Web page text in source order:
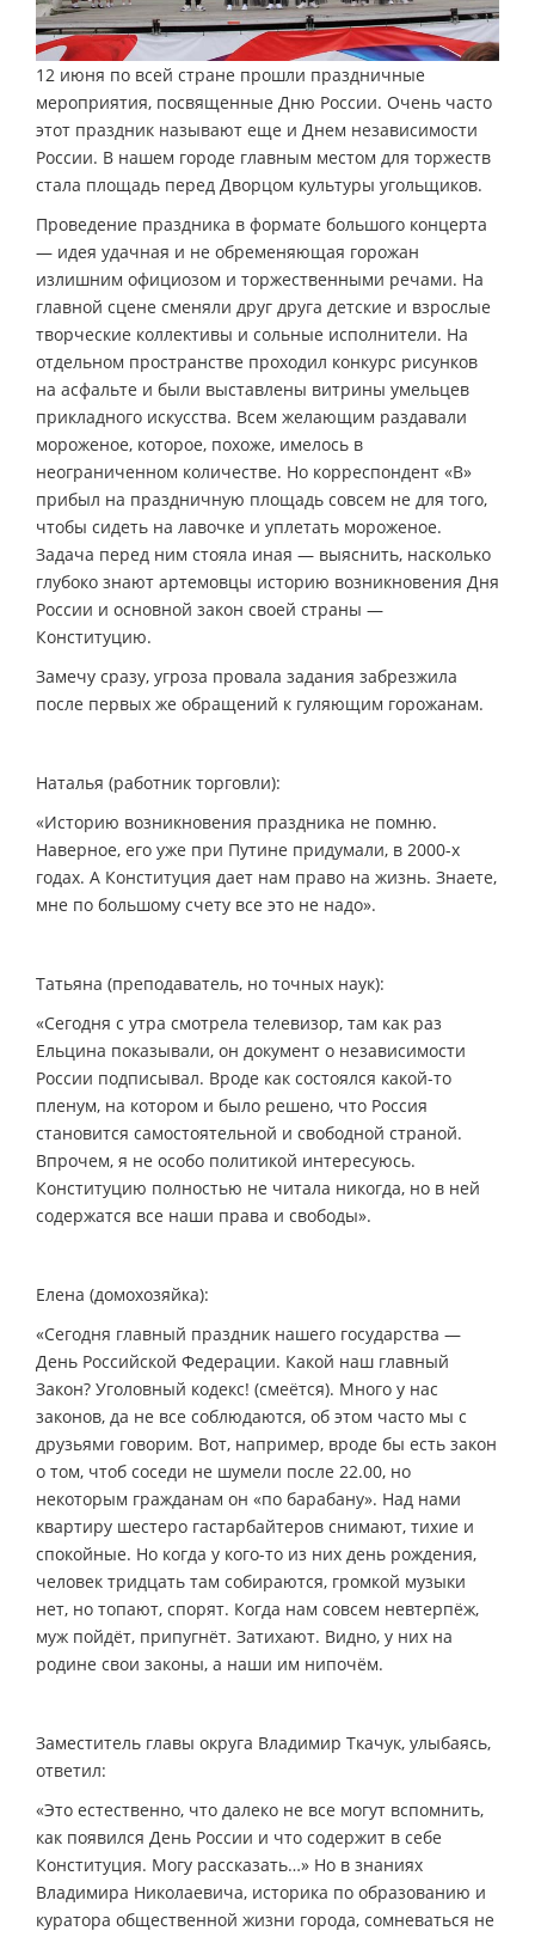
12 июня по всей стране прошли праздничные
мероприятия, посвященные Дню России. Очень часто
этот праздник называют еще и Днем независимости
России. В нашем городе главным местом для торжеств
стала площадь перед Дворцом культуры угольщиков.
Проведение праздника в формате большого концерта
— идея удачная и не обременяющая горожан
излишним официозом и торжественными речами. На
главной сцене сменяли друг друга детские и взрослые
творческие коллективы и сольные исполнители. На
отдельном пространстве проходил конкурс рисунков
на асфальте и были выставлены витрины умельцев
прикладного искусства. Всем желающим раздавали
мороженое, которое, похоже, имелось в
неограниченном количестве. Но корреспондент «В»
прибыл на праздничную площадь совсем не для того,
чтобы сидеть на лавочке и уплетать мороженое.
Задача перед ним стояла иная — выяснить, насколько
глубоко знают артемовцы историю возникновения Дня
России и основной закон своей страны —
Конституцию.
Замечу сразу, угроза провала задания забрезжила
после первых же обращений к гуляющим горожанам.
Наталья (работник торговли):
«Историю возникновения праздника не помню.
Наверное, его уже при Путине придумали, в 2000-х
годах. А Конституция дает нам право на жизнь. Знаете,
мне по большому счету все это не надо».
Татьяна (преподаватель, но точных наук):
«Сегодня с утра смотрела телевизор, там как раз
Ельцина показывали, он документ о независимости
России подписывал. Вроде как состоялся какой-то
пленум, на котором и было решено, что Россия
становится самостоятельной и свободной страной.
Впрочем, я не особо политикой интересуюсь.
Конституцию полностью не читала никогда, но в ней
содержатся все наши права и свободы».
Елена (домохозяйка):
«Сегодня главный праздник нашего государства —
День Российской Федерации. Какой наш главный
Закон? Уголовный кодекс! (смеётся). Много у нас
законов, да не все соблюдаются, об этом часто мы с
друзьями говорим. Вот, например, вроде бы есть закон
о том, чтоб соседи не шумели после 22.00, но
некоторым гражданам он «по барабану». Над нами
квартиру шестеро гастарбайтеров снимают, тихие и
спокойные. Но когда у кого-то из них день рождения,
человек тридцать там собираются, громкой музыки
нет, но топают, спорят. Когда нам совсем невтерпёж,
муж пойдёт, припугнёт. Затихают. Видно, у них на
родине свои законы, а наши им нипочём.
Заместитель главы округа Владимир Ткачук, улыбаясь,
ответил:
«Это естественно, что далеко не все могут вспомнить,
как появился День России и что содержит в себе
Конституция. Могу рассказать…» Но в знаниях
Владимира Николаевича, историка по образованию и
куратора общественной жизни города, сомневаться не